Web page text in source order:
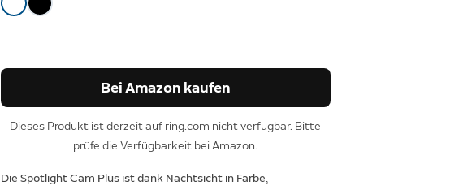
Bei Amazon kaufen
Dieses Produkt ist derzeit auf ring.com nicht verfügbar. Bitte
prüfe die Verfügbarkeit bei Amazon.
Die Spotlight Cam Plus ist dank Nachtsicht in Farbe,